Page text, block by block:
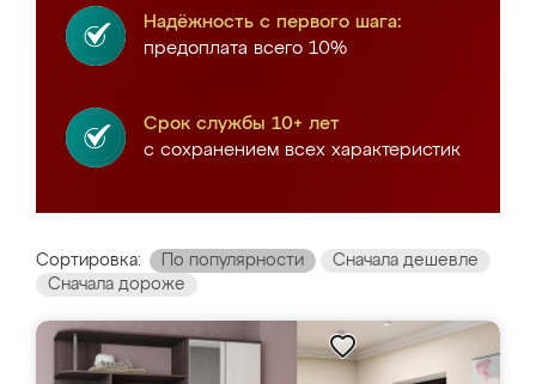
Надёжность с первого шага:
предоплата всего 10%
Срок службы 10+ лет
с сохранением всех характеристик
Сортировка: По популярности
Сначала дешевле
Сначала дороже